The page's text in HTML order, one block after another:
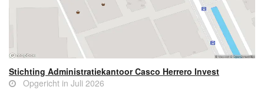
Stichting Administratiekantoor Casco Herrero Invest
Opgericht in Juli 2026